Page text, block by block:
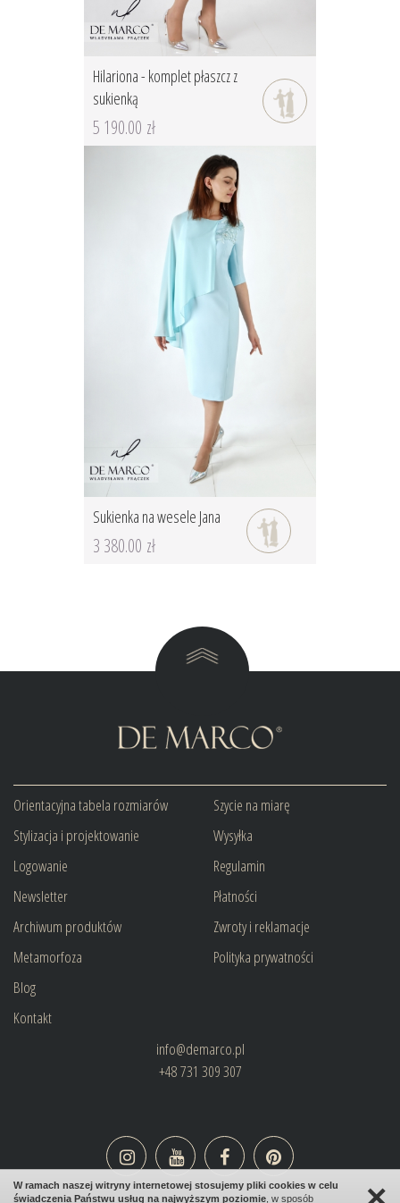
Hilariona - komplet płaszcz z
sukienką
5 190.00 zł
Sukienka na wesele Jana
3 380.00 zł
Orientacyjna tabela rozmiarów
Stylizacja i projektowanie
Logowanie
Newsletter
Archiwum produktów
Metamorfoza
Blog
Kontakt
Szycie na miarę
Wysyłka
Regulamin
Płatności
Zwroty i reklamacje
Polityka prywatności
info@demarco.pl
+48 731 309 307
W ramach naszej witryny internetowej stosujemy pliki cookies w celu
świadczenia Państwu usług na najwyższym poziomie , w sposób